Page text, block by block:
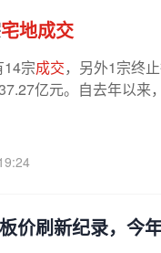
宅地成交
14宗成交，另外1宗终
亿元。自去年以
价刷新纪录，今